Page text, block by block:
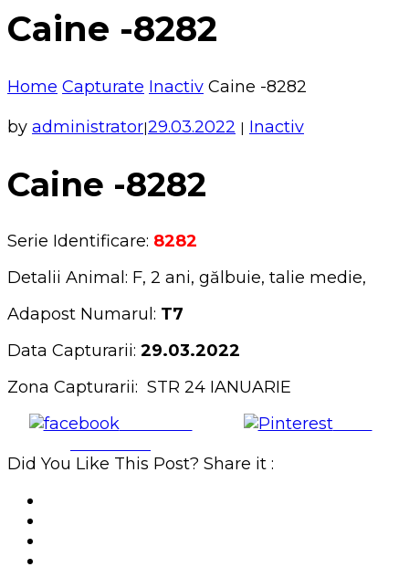
Caine -8282
Home Capturate Inactiv Caine -8282
by administrator|29.03.2022 | Inactiv
Caine -8282
Serie Identificare: 8282
Detalii Animal: F, 2 ani, gălbuie, talie medie,
Adapost Numarul: T7
Data Capturarii: 29.03.2022
Zona Capturarii: STR 24 IANUARIE
Share on
Save
Did You Like This Post? Share it :